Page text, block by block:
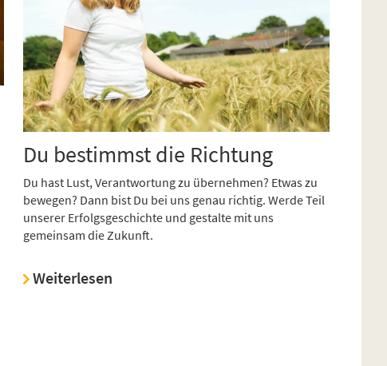
Du bestimmst die Richtung
Du hast Lust, Verantwortung zu übernehmen? Etwas zu
bewegen? Dann bist Du bei uns genau richtig. Werde Teil
unserer Erfolgsgeschichte und gestalte mit uns
gemeinsam die Zukunft.
Weiterlesen